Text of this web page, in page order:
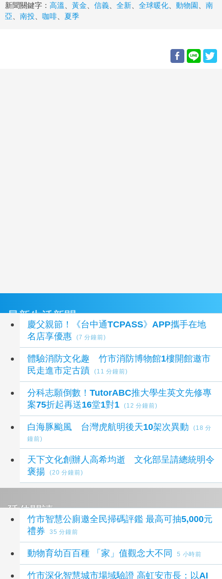
新聞關鍵字： 高溫 黃金 信義 全新 全球暖化 動物園
南
亞
南投 咖啡 夏季
最新生活新聞
慶父親節！《台中通TCPASS》APP攜手在地
名店享優惠
(7 分鐘前)
體驗消防文化趣 竹市消防博物館1樓開館邀市
民走進市定古蹟
(11 分鐘前)
分科志願倒數！TutorABC推大學生英文先修專
案75折起再送16堂1對1
(12 分鐘前)
白海豚颱風 台灣虎航明後天10架次異動
(18 分
鐘前)
天下文化創辦人高希均逝 文化部呈請總統明令
褒揚
(20 分鐘前)
延伸閱讀
竹市智慧公廁邀全民掃碼評鑑 最高可抽5,000元
禮券
35 分鐘前
動物育幼百百種 「家」值觀念大不同 5 小時前
竹市深化智慧城市場域驗證 高虹安市長：以AI